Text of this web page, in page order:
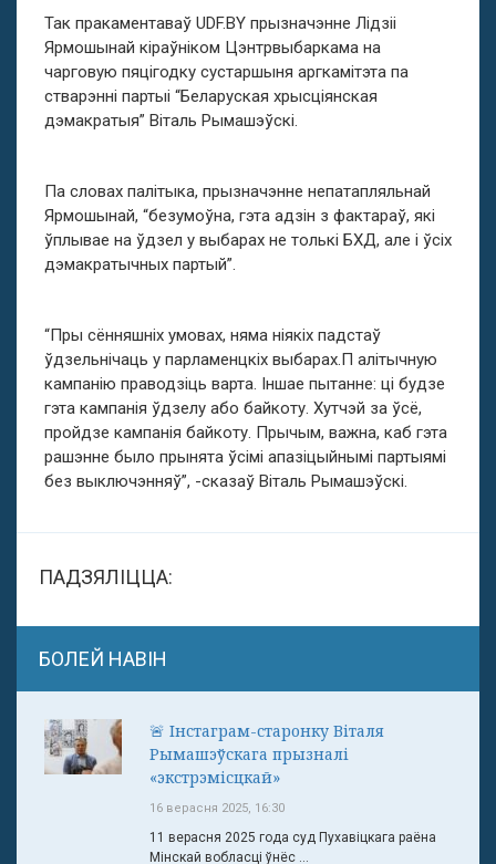
Так пракаментаваў UDF.BY прызначэнне Лідзіі
Ярмошынай кіраўніком Цэнтрвыбаркама на
чарговую пяцігодку сустаршыня аргкамітэта па
стварэнні партыі “Беларуская хрысціянская
дэмакратыя” Віталь Рымашэўскі.
Па словах палітыка, прызначэнне непатапляльнай
Ярмошынай, “безумоўна, гэта адзін з фактараў, які
ўплывае на ўдзел у выбарах не толькі БХД, але і ўсіх
дэмакратычных партый”.
“Пры сённяшніх умовах, няма ніякіх падстаў
ўдзельнічаць у парламенцкіх выбарах.П алітычную
кампанію праводзіць варта. Іншае пытанне: ці будзе
гэта кампанія ўдзелу або байкоту. Хутчэй за ўсё,
пройдзе кампанія байкоту. Прычым, важна, каб гэта
рашэнне было прынята ўсімі апазіцыйнымі партыямі
без выключэнняў”, -сказаў Віталь Рымашэўскі.
ПАДЗЯЛІЦЦА:
БОЛЕЙ НАВІН
🚨 Інстаграм-старонку Віталя
Рымашэўскага прызналі
«экстрэмісцкай»
16 верасня 2025, 16:30
11 верасня 2025 года суд Пухавіцкага раёна
Мінскай вобласці ўнёс ...